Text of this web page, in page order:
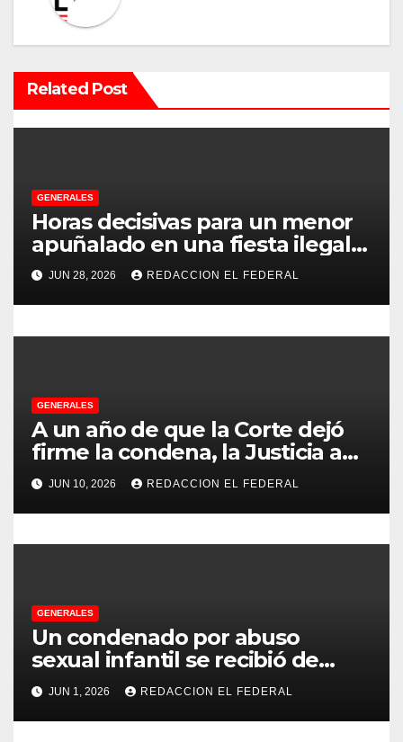
i
ó
n
e
e
n
t
r
d
a
s
Related Post
GENERALES
Horas decisivas para un menor
apuñalado en una fiesta ilegal
con más de 500 asistentes en
Chilecito
JUN 28, 2026 REDACCION EL FEDERAL
GENERALES
A un año de que la Corte dejó
firme la condena, la Justicia aún
no pudo decomisarle ni un peso
a CFK
JUN 10, 2026 REDACCION EL FEDERAL
GENERALES
Un condenado por abuso
sexual infantil se recibió de
psicopedagogo dentro del
Servicio Penitenciario de La
Rioja
JUN 1, 2026 REDACCION EL FEDERAL